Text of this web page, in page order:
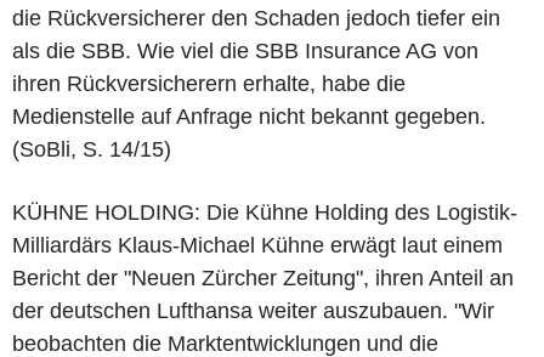
die Rückversicherer den Schaden jedoch tiefer ein
als die SBB. Wie viel die SBB Insurance AG von
ihren Rückversicherern erhalte, habe die
Medienstelle auf Anfrage nicht bekannt gegeben.
(SoBli, S. 14/15)
KÜHNE HOLDING: Die Kühne Holding des Logistik-
Milliardärs Klaus-Michael Kühne erwägt laut einem
Bericht der "Neuen Zürcher Zeitung", ihren Anteil an
der deutschen Lufthansa weiter auszubauen. "Wir
beobachten die Marktentwicklungen und die